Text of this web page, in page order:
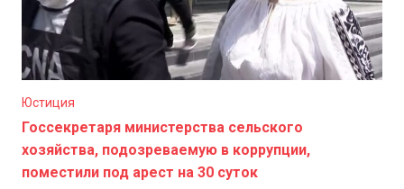
Юстиция
Госсекретаря министерства сельского
хозяйства, подозреваемую в коррупции,
поместили под арест на 30 суток